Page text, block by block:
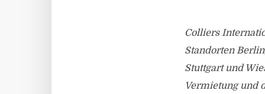
Colliers
Standorten
Stuttgart und
Vermietung und